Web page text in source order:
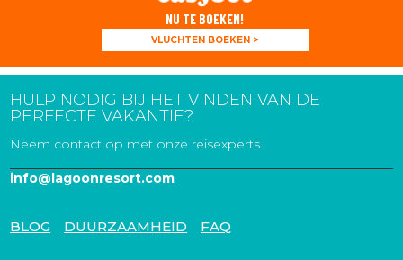
NU TE BOEKEN!
VLUCHTEN BOEKEN >
HULP NODIG BIJ HET VINDEN VAN DE
PERFECTE VAKANTIE?
Neem contact op met onze reisexperts.
info@lagoonresort.com
BLOG DUURZAAMHEID FAQ